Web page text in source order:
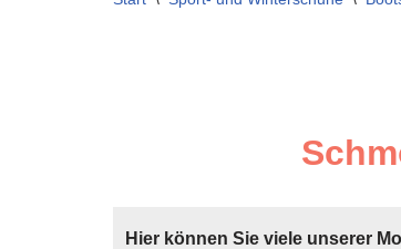
Hier können Sie viele unserer